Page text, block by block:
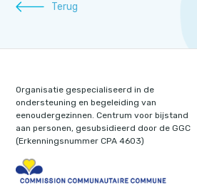
Terug
Organisatie gespecialiseerd in de
ondersteuning en begeleiding van
eenoudergezinnen. Centrum voor bijstand
aan personen, gesubsidieerd door de GGC
(Erkenningsnummer CPA 4603)